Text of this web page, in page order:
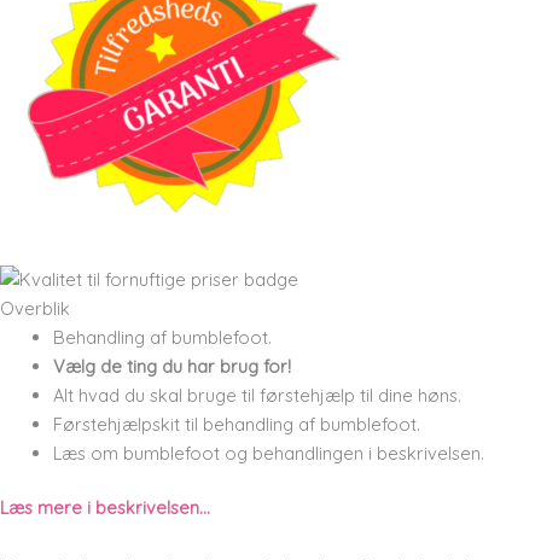
Overblik
Behandling af bumblefoot.
Vælg de ting du har brug for!
Alt hvad du skal bruge til førstehjælp til dine høns.
Førstehjælpskit til behandling af bumblefoot.
Læs om bumblefoot og behandlingen i beskrivelsen.
Læs mere i beskrivelsen…